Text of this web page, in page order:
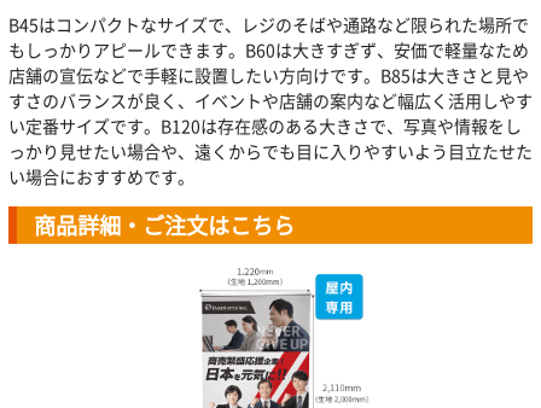
B45はコンパクトなサイズで、レジのそばや通路など限られた場所で
もしっかりアピールできます。B60は大きすぎず、安価で軽量なため
店舗の宣伝などで手軽に設置したい方向けです。B85は大きさと見や
すさのバランスが良く、イベントや店舗の案内など幅広く活用しやす
い定番サイズです。B120は存在感のある大きさで、写真や情報をし
っかり見せたい場合や、遠くからでも目に入りやすいよう目立たせた
い場合におすすめです。
商品詳細・ご注文はこちら